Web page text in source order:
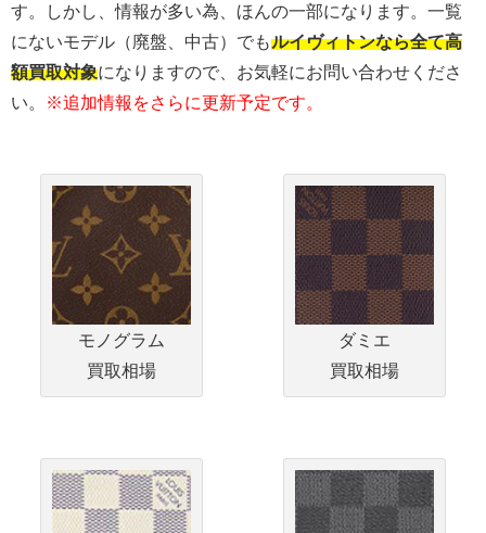
す。しかし、情報が多い為、ほんの一部になります。一覧
にないモデル（廃盤、中古）でもルイヴィトンなら全て高
額買取対象になりますので、お気軽にお問い合わせくださ
い。
※追加情報をさらに更新予定です。
モノグラム
買取相場
ダミエ
買取相場